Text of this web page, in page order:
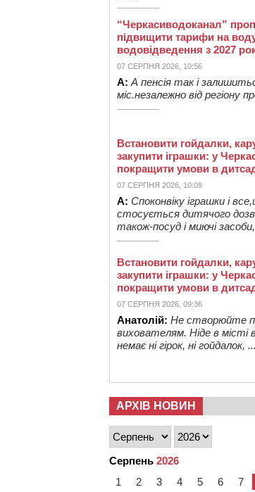
“Черкасиводоканал”
підвищити тарифи на
водовідведення з 2027
07 СЕРПНЯ 2026, 10:56
А: А пенсія так і
міс.незалежно від регіону
Встановити гойдалки,
закупити іграшки: у
покращити умови в
07 СЕРПНЯ 2026, 10:09
А: Споконвіку іграшки і
стосується дитячого
також-посуд і миючі
Встановити гойдалки,
закупити іграшки: у
покращити умови в
07 СЕРПНЯ 2026, 09:36
Анатолій: Не створюйте
вихователям. Ніде в місті
немає ні гірок, ні гойдалок, ...
АРХІВ НОВИН
Серпень 2026
1
2 3 4 5 6 7